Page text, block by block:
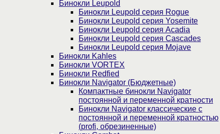
Бинокли Leupold
Бинокли Leupold серия Rogue
Бинокли Leupold серия Yosemite
Бинокли Leupold серия Acadia
Бинокли Leupold серия Cascades
Бинокли Leupold серия Mojave
Бинокли Kahles
Бинокли VORTEX
Бинокли Redfied
Бинокли Navigator (Бюджетные)
Компактные бинокли Navigator
постоянной и переменной кратности
Бинокли Navigator классические с
постоянной и переменной кратностью
(profi, обрезиненные)